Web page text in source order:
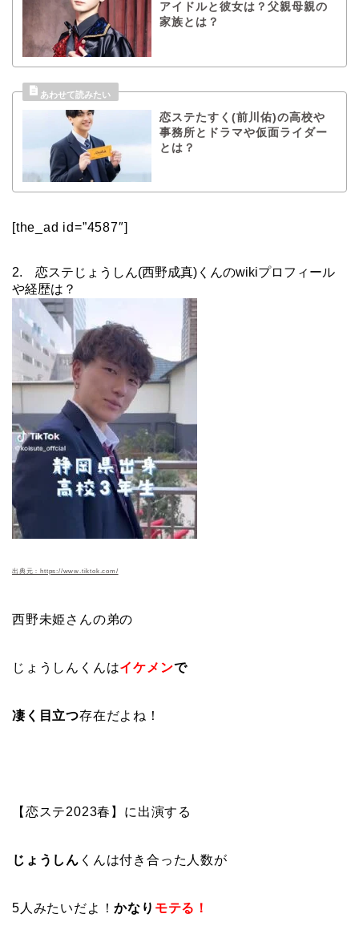
アイドルと彼女は？父親母親の
家族とは？
恋ステたすく(前川佑)の高校や
事務所とドラマや仮面ライダー
とは？
[the_ad id=”4587″]
2. 恋ステじょうしん(西野成真)くんのwikiプロフィール
や経歴は？
出典元：https://www.tiktok.com/
西野未姫さんの弟の
じょうしんくんはイケメンで
凄く目立つ存在だよね！
【恋ステ2023春】に出演する
じょうしん くんは付き合った人数が
5人みたいだよ！かなり モテる！